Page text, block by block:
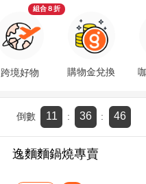
跨境好物
組合８折
購物金兌換
倒數 11 : 36 : 46
逸麵麵鍋燒專賣